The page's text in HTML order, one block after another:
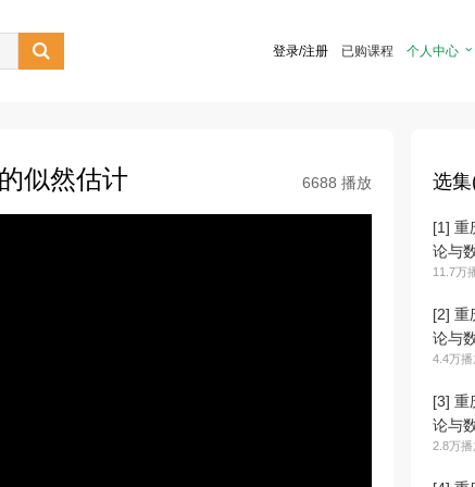
 登录/注册 已购课程 个人中心 
似然估计 6688 播放 选
[1] 重
论与
11.7万
[2] 重
论与
4.4万播
[3] 重
论与
2.8万播